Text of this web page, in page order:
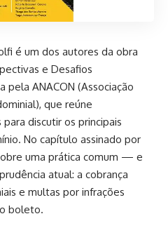
é um dos autores da obra
e Desafios
pela ANACON (Associação
que reúne
discutir os principais
No capítulo assinado por
uma prática comum — e
atual: a cobrança
e multas por infrações
boleto.